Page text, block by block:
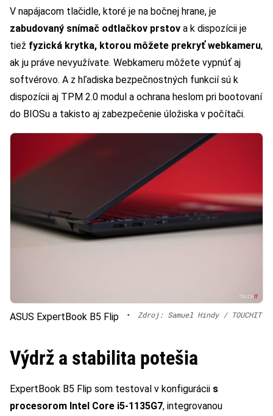
V napájacom tlačidle, ktoré je na bočnej hrane, je
zabudovaný snímač odtlačkov prstov a k dispozícii je
tiež fyzická krytka, ktorou môžete prekryť webkameru,
ak ju práve nevyužívate. Webkameru môžete vypnúť aj
softvérovo. A z hľadiska bezpečnostných funkcií sú k
dispozícii aj TPM 2.0 modul a ochrana heslom pri bootovaní
do BIOSu a takisto aj zabezpečenie úložiska v počítači.
ASUS ExpertBook B5 Flip • Zdroj: Samuel Hindy / TOUCHIT
Výdrž a stabilita potešia
ExpertBook B5 Flip som testoval v konfigurácii s
procesorom Intel Core i5-1135G7, integrovanou